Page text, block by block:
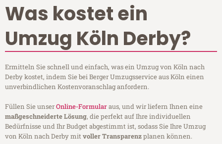
Was kostet ein
Umzug Köln Derby?
Ermitteln Sie schnell und einfach, was ein Umzug von Köln nach
Derby kostet, indem Sie bei Berger Umzugsservice aus Köln einen
unverbindlichen Kostenvoranschlag anfordern.
Füllen Sie unserOnline-Formularaus, und wir liefern Ihnen eine
maßgeschneiderte Lösung, die perfekt auf Ihre individuellen
Bedürfnisse und Ihr Budget abgestimmt ist, sodass Sie Ihre Umzug
von Köln nach Derby mitvoller Transparenzplanen können.